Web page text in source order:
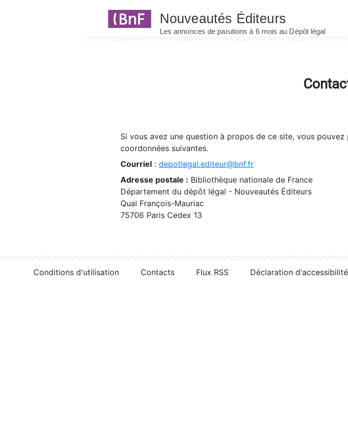
Si vous avez une question à propos de ce site, vous
coordonnées suivantes.
Courriel : depotlegal.editeur@bnf.fr
Adresse postale : Bibliothèque nationale de France
Département du dépôt légal - Nouveautés Éditeurs
Quai François-Mauriac
75706 Paris Cedex 13
Conditions d'utilisation Contacts Flux RSS Déclaration